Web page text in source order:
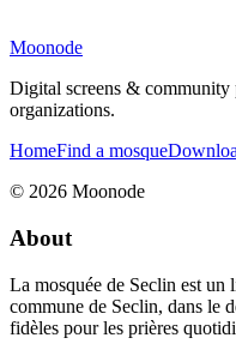
Moonode
Digital screens & community
organizations.
HomeFind a mosque
© 2026 Moonode
About
La mosquée de Seclin est un
commune de Seclin, dans le
fidèles pour les prières